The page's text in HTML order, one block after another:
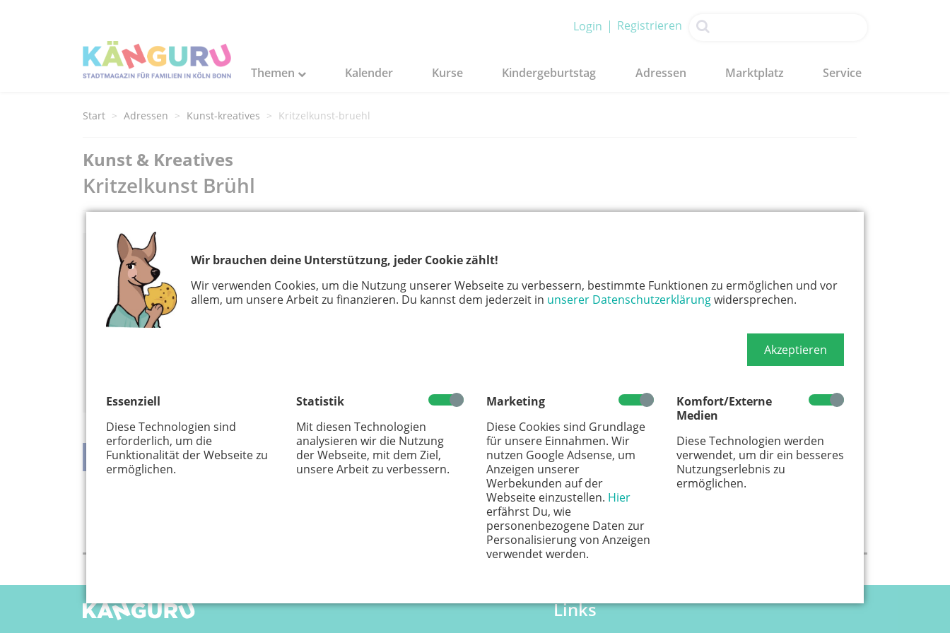
Wir brauchen deine Unterstützung, jeder Cookie zählt!
Wir verwenden Cookies, um die Nutzung unserer Webseite zu verbessern, bestimmte Funktionen zu ermöglichen und vor
allem, um unsere Arbeit zu finanzieren. Du kannst dem jederzeit in unserer Datenschutzerklärungwidersprechen.
Akzeptieren
Essenziell
Diese Technologien sind
erforderlich, um die
Funktionalität der Webseite zu
ermöglichen.
Statistik
Mit diesen Technologien
analysieren wir die Nutzung
der Webseite, mit dem Ziel,
unsere Arbeit zu verbessern.
Marketing
Diese Cookies sind Grundlage
für unsere Einnahmen. Wir
nutzen Google Adsense, um
Anzeigen unserer
Werbekunden auf der
Webseite einzustellen. Hier
erfährst Du, wie
personenbezogene Daten zur
Personalisierung von Anzeigen
verwendet werden.
Komfort/Externe
Medien
Diese Technologien werden
verwendet, um dir ein besseres
Nutzungserlebnis zu
ermöglichen.
Login Registrieren
Themen Kalender Kurse Kindergeburtstag Adressen Marktplatz Service
Start Adressen Kunst-kreatives Kritzelkunst-bruehl
Kunst & Kreatives
Kritzelkunst Brühl
Adress Informationen
Kritzelkunst Brühl
Uhlstr. 25
50321 Brühl
Links